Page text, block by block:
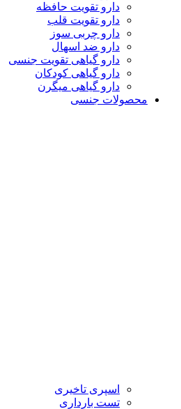
دارو تقویت حافظه
دارو تقویت قلب
دارو چربی سوز
دارو ضد اسهال
دارو گیاهی تقویت جنسی
دارو گیاهی کودکان
دارو گیاهی میگرن
محصولات جنسی
اسپری تاخیری
تست بارداری